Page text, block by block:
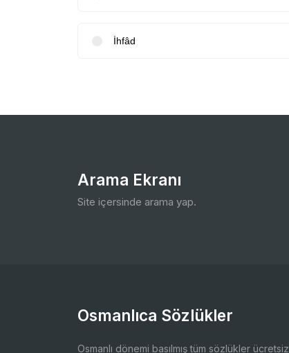
İhfâd
Arama Ekranı
Site içersinde arama yap.
Osmanlıca Sözlükler
Osmanlı dönemi basılmış tüm sözlükler ücretsiz